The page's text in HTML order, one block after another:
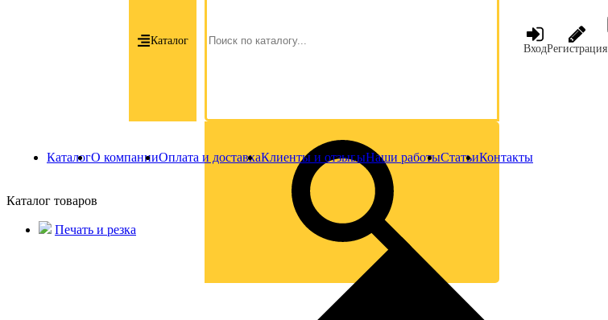
Каталог
ВходРегистрация
КаталогО компанииОплата и доставкаКлиенты и отзывыНаши работыСтатьиКонтакты
Каталог товаров
Печать и резка